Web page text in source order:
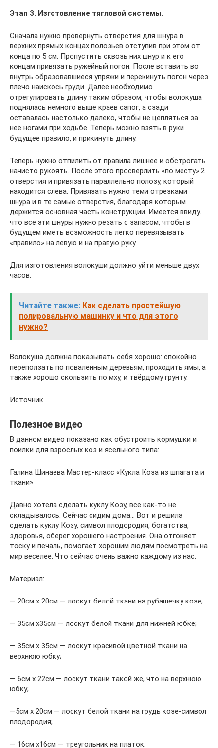
Этап 3. Изготовление тягловой системы.
Сначала нужно провернуть отверстия для шнура в
верхних прямых концах полозьев отступив при этом от
конца по 5 см. Пропустить сквозь них шнур и к его
концам привязать ружейный погон. После вставить во
внутрь образовавшиеся упряжи и перекинуть погон через
плечо наискось груди. Далее необходимо
отрегулировать длину таким образом, чтобы волокуша
поднялась немного выше краев сапог, а сзади
оставалась настолько далеко, чтобы не цепляться за
неё ногами при ходьбе. Теперь можно взять в руки
будущее правило, и прикинуть длину.
Теперь нужно отпилить от правила лишнее и обстрогать
начисто рукоять. После этого просверлить «по месту» 2
отверстия и привязать параллельно полозу, который
находится слева. Привязать нужно теми отрезками
шнура и в те самые отверстия, благодаря которым
держится основная часть конструкции. Имеется ввиду,
что все эти шнуры нужно резать с запасом, чтобы в
будущем иметь возможность легко перевязывать
«правило» на левую и на правую руку.
Для изготовления волокуши должно уйти меньше двух
часов.
Читайте также: Как сделать простейшую
полировальную машинку и что для этого
нужно?
Волокуша должна показывать себя хорошо: спокойно
переползать по поваленным деревьям, проходить ямы, а
также хорошо скользить по мху, и твёрдому грунту.
Источник
Полезное видео
В данном видео показано как обустроить кормушки и
поилки для взрослых коз и ясельного типа:
Галина Шинаева Мастер-класс «Кукла Коза из шпагата и
ткани»
Давно хотела сделать куклу Козу, все как-то не
складывалось. Сейчас сидим дома… Вот и решила
сделать куклу Козу, символ плодородия, богатства,
здоровья, оберег хорошего настроения. Она отгоняет
тоску и печаль, помогает хорошим людям посмотреть на
мир веселее. Что сейчас очень важно каждому из нас.
Материал:
— 20см х 20см — лоскут белой ткани на рубашечку козе;
— 35см х35см — лоскут белой ткани для нижней юбке;
— 35см х 35см — лоскут красивой цветной ткани на
верхнюю юбку;
— 6см х 22см — лоскут ткани такой же, что на верхнюю
юбку;
—5см х 20см — лоскут белой ткани на грудь козе-символ
плодородия;
— 16см х16см — треугольник на платок.